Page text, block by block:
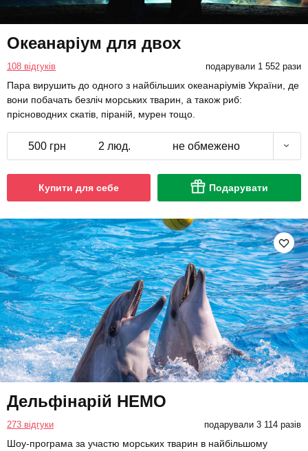
Океанаріум для двох
108 відгуків подарували 1 552 рази
Пара вирушить до одного з найбільших океанаріумів України, де
вони побачать безліч морських тварин, а також риб:
прісноводних скатів, піраній, мурен тощо.
500 грн 2 люд. не обмежено
Купити для себе Подарувати
Дельфінарій НЕМО
273 відгуки подарували 3 114 разів
Шоу-програма за участю морських тварин в найбільшому